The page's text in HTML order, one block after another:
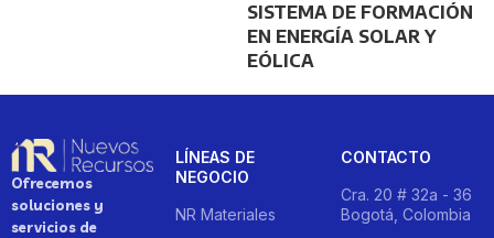
SISTEMA DE FORMACIÓN
EN ENERGÍA SOLAR Y
EÓLICA
Ofrecemos
soluciones y
servicios de
LÍNEAS DE
NEGOCIO
NR Materiales
CONTACTO
Cra. 20 # 32a - 36
Bogotá, Colombia